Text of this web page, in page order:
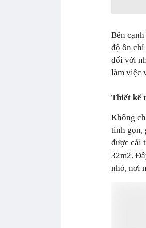
Bên
độ ồn
đối với
làm việc
Thiết kế
Không
tinh gọn,
được cải
32m2.
nhỏ, nơi